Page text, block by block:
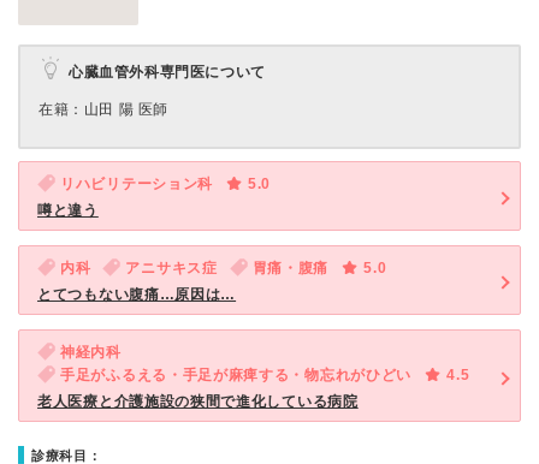
心臓血管外科専門医について
在籍：山田 陽 医師
リハビリテーション科
5.0
噂と違う
内科 アニサキス症 胃痛・腹痛
5.0
とてつもない腹痛…原因は…
神経内科
手足がふるえる・手足が麻痺する・物忘れがひどい
4.5
老人医療と介護施設の狭間で進化している病院
診療科目：